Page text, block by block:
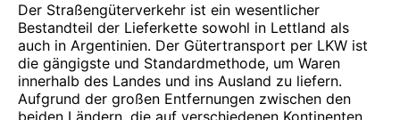
Der Straßengüterverkehr ist ein wesentlicher
Bestandteil der Lieferkette sowohl in Lettland als
auch in Argentinien. Der Gütertransport per LKW ist
die gängigste und Standardmethode, um Waren
innerhalb des Landes und ins Ausland zu liefern.
Aufgrund der großen Entfernungen zwischen den
beiden Ländern, die auf verschiedenen Kontinenten